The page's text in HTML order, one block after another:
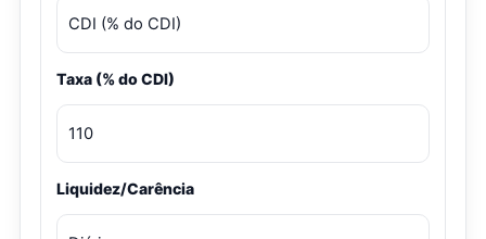
Taxa (% do CDI)
Liquidez/Carência